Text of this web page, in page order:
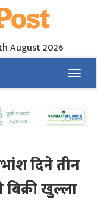
August 2026
दिने तीन
खुल्ला